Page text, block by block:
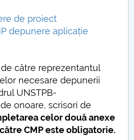
Facultăți
- ADMITERE
de proiect
depunere aplicație
către reprezentantul
necesare depunerii
UNSTPB-
onoare, scrisori de
celor douăanexe
CMP este obligatorie.